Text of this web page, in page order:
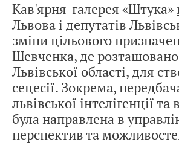
Кав'ярня-галерея «Штука»
Львова і депутатів
зміни цільового
Шевченка, де
Львівської області, для
сецесії. Зокрема,
львівської інтелігенції
була направлена в
перспектив та